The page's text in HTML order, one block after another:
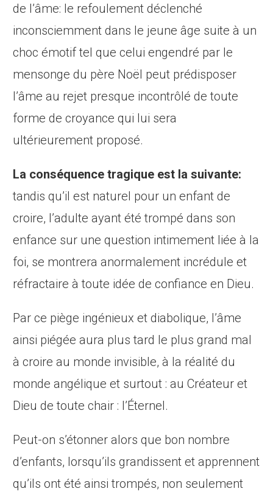
de l’âme: le refoulement déclenché
inconsciemment dans le jeune âge suite à un
choc émotif tel que celui engendré par le
mensonge du père Noël peut prédisposer
l’âme au rejet presque incontrôlé de toute
forme de croyance qui lui sera
ultérieurement proposé.
La conséquence tragique est la suivante:
tandis qu’il est naturel pour un enfant de
croire, l’adulte ayant été trompé dans son
enfance sur une question intimement liée à la
foi, se montrera anormalement incrédule et
réfractaire à toute idée de confiance en Dieu.
Par ce piège ingénieux et diabolique, l’âme
ainsi piégée aura plus tard le plus grand mal
à croire au monde invisible, à la réalité du
monde angélique et surtout : au Créateur et
Dieu de toute chair : l’Éternel.
Peut-on s’étonner alors que bon nombre
d’enfants, lorsqu’ils grandissent et apprennent
qu’ils ont été ainsi trompés, non seulement